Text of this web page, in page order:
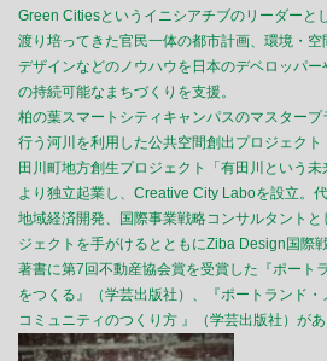
Green Citiesというイニシアチブのリーダーと
渡り培ってきた官民一体の都市計画、環境・
デザインなどのノウハウを日本のデベロッパ
の持続可能なまちづくりを支援。
柏の葉スマートシティキャンパスのマスター
行う河川を利用した公共空間創出プロジェク
田川町地方創生プロジェクト「有田川という
より独立起業し、Creative City Laboを設立。
地域経済開発、国際事業戦略コンサルタント
ジェクトを手がけるとともにZiba Design国際
著書に第7回不動産協会賞を受賞した『ポート
をつくる』（学芸出版社）、『ポートランド
コミュニティのつくり方 』（学芸出版社）があ